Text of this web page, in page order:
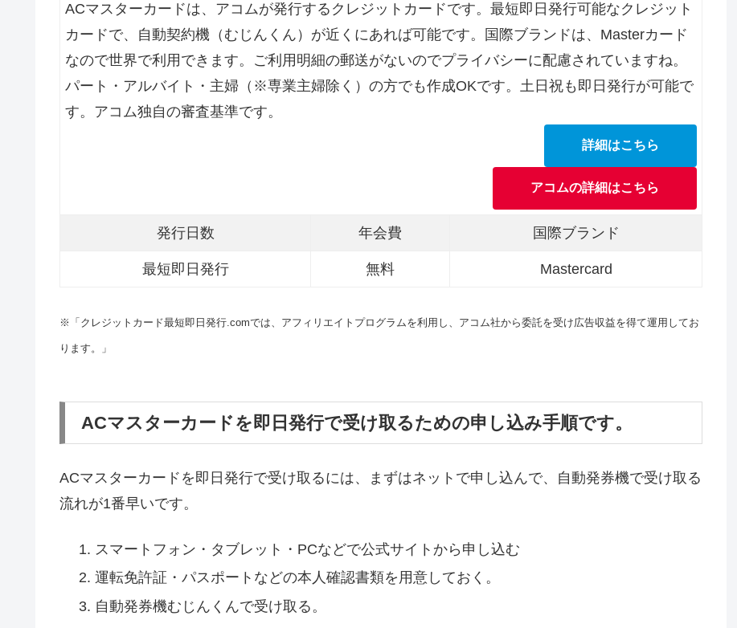
ACマスターカードは、アコムが発行するクレジットカードです。最短即日発行可能なクレジット
カードで、自動契約機（むじんくん）が近くにあれば可能です。国際ブランドは、Masterカード
なので世界で利用できます。ご利用明細の郵送がないのでプライバシーに配慮されていますね。
パート・アルバイト・主婦（※専業主婦除く）の方でも作成OKです。土日祝も即日発行が可能で
す。アコム独自の審査基準です。
詳細はこちら
アコムの詳細はこちら
発行日数 年会費 国際ブランド
最短即日発行 無料 Mastercard
※「クレジットカード最短即日発行.comでは、アフィリエイトプログラムを利用し、アコム社から委託を受け広告収益を得て運用してお
ります。」
ACマスターカードを即日発行で受け取るための申し込み手順です。
ACマスターカードを即日発行で受け取るには、まずはネットで申し込んで、自動発券機で受け取る
流れが1番早いです。
スマートフォン・タブレット・PCなどで公式サイトから申し込む
運転免許証・パスポートなどの本人確認書類を用意しておく。
自動発券機むじんくんで受け取る。